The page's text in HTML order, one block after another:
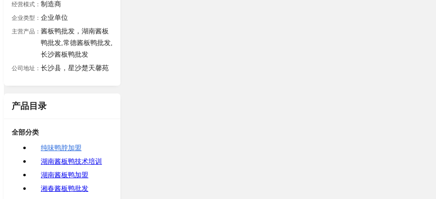
经营模式： 制造商
企业类型： 企业单位
主营产品： 酱板鸭批发，湖南酱板
鸭批发,常德酱板鸭批发,
长沙酱板鸭批发
公司地址： 长沙县，星沙楚天馨苑
产品目录
全部分类
纯味鸭脖加盟
湖南酱板鸭技术培训
湖南酱板鸭加盟
湘春酱板鸭批发